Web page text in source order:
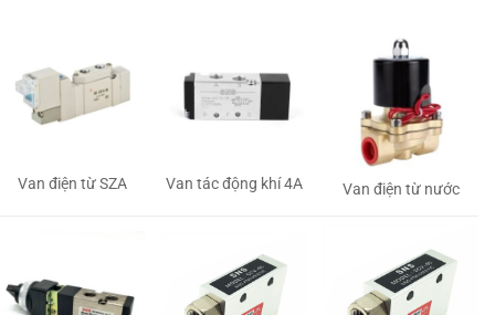
Van điện từ SZA Van tác động khí 4A Van điện từ nước